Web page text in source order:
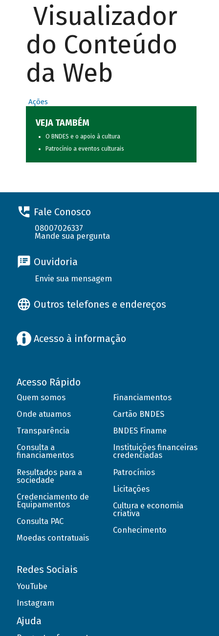
Visualizador
do Conteúdo
da Web
Ações
VEJA TAMBÉM
O BNDES e o apoio à cultura
Patrocínio a eventos culturais
Fale Conosco
08007026337
Mande sua pergunta
Ouvidoria
Envie sua mensagem
Outros telefones e endereços
Acesso à informação
Acesso Rápido
Quem somos
Onde atuamos
Transparência
Consulta a
financiamentos
Resultados para a
sociedade
Credenciamento de
Equipamentos
Consulta PAC
Moedas contratuais
Financiamentos
Cartão BNDES
BNDES Finame
Instituições financeiras
credenciadas
Patrocínios
Licitações
Cultura e economia
criativa
Conhecimento
Redes Sociais
YouTube
Instagram
Ajuda